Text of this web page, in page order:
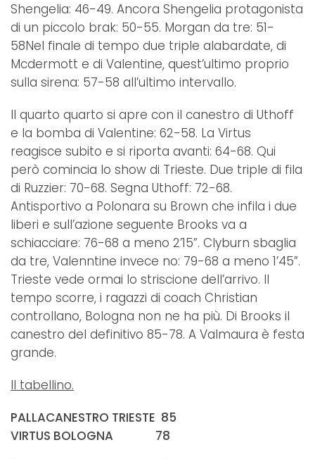
Shengelia: 46-49. Ancora Shengelia protagonista
di un piccolo brak: 50-55. Morgan da tre: 51-
58Nel finale di tempo due triple alabardate, di
Mcdermott e di Valentine, quest’ultimo proprio
sulla sirena: 57-58 all’ultimo intervallo.
Il quarto quarto si apre con il canestro di Uthoff
e la bomba di Valentine: 62-58. La Virtus
reagisce subito e si riporta avanti: 64-68. Qui
però comincia lo show di Trieste. Due triple di fila
di Ruzzier: 70-68. Segna Uthoff: 72-68.
Antisportivo a Polonara su Brown che infila i due
liberi e sull’azione seguente Brooks va a
schiacciare: 76-68 a meno 2’15”. Clyburn sbaglia
da tre, Valenntine invece no: 79-68 a meno 1’45”.
Trieste vede ormai lo striscione dell’arrivo. Il
tempo scorre, i ragazzi di coach Christian
controllano, Bologna non ne ha più. Di Brooks il
canestro del definitivo 85-78. A Valmaura è festa
grande.
Il tabellino.
PALLACANESTRO TRIESTE 85
VIRTUS BOLOGNA 78